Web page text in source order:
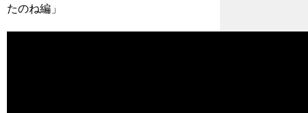
たのね編」